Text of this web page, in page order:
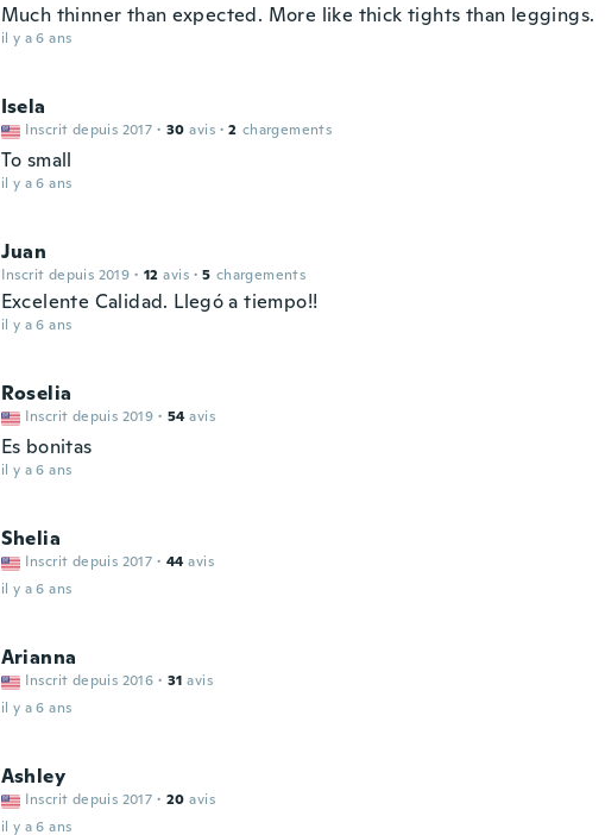
Much thinner than expected. More like thick tights than leggings.
il y a 6 ans
Isela
Inscrit depuis 2017 · 30 avis · 2 chargements
To small
il y a 6 ans
Juan
Inscrit depuis 2019 · 12 avis · 5 chargements
Excelente Calidad. Llegó a tiempo!!
il y a 6 ans
Roselia
Inscrit depuis 2019 · 54 avis
Es bonitas
il y a 6 ans
Shelia
Inscrit depuis 2017 · 44 avis
il y a 6 ans
Arianna
Inscrit depuis 2016 · 31 avis
il y a 6 ans
Ashley
Inscrit depuis 2017 · 20 avis
il y a 6 ans